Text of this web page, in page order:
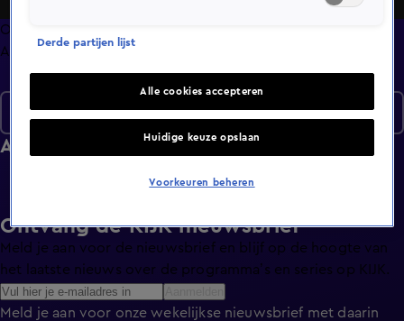
Overzicht
Afleveringen
Afleveringen
Seizoen 3
Ontvang de KIJK-nieuwsbrief
Meld je aan voor de nieuwsbrief en blijf op de hoogte van
het laatste nieuws over de programma’s en series op KIJK.
Meld je aan voor onze wekelijkse nieuwsbrief met daarin
Derde partijen lijst
Alle cookies accepteren
Huidige keuze opslaan
Voorkeuren beheren